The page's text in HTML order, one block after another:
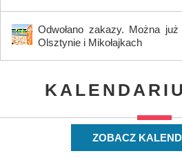
Odwołano zakazy. Można
Olsztynie i Mikołajkach
ZOBACZ